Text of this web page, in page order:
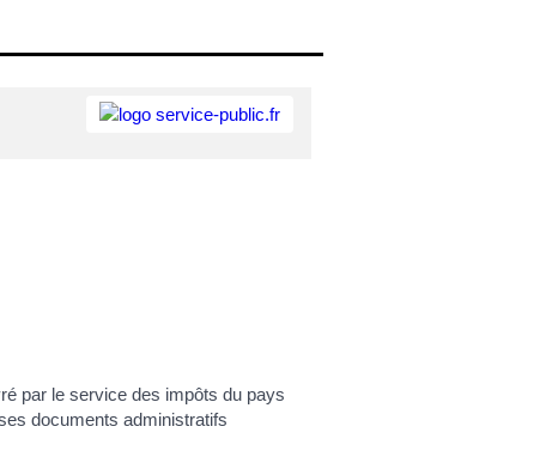
par le service des impôts du pays
documents administratifs